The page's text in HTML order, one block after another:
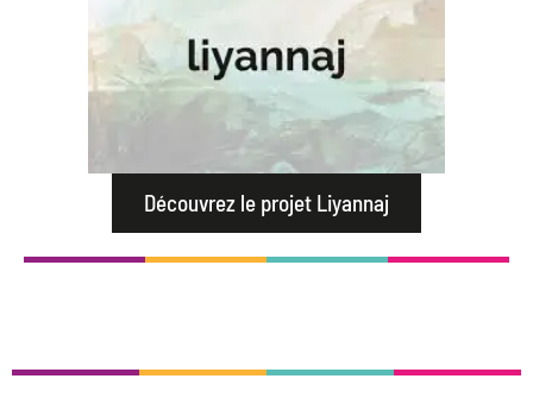
Découvrez le projet Liyannaj